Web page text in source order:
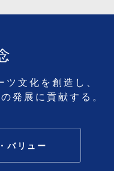
文化を創造し、
発展に貢献する。
バリュー